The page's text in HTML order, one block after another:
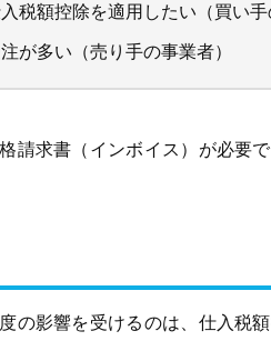
税額控除を適用したい（買い手
が多い（売り手の事業者）
請求書（インボイス）が必要
の影響を受けるのは、仕入税